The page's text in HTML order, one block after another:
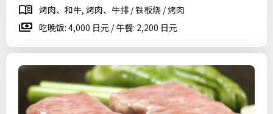
烤肉、和牛, 烤肉、牛排 / 铁板烧 / 烤肉
吃晚饭: 4,000 日元 / 午餐: 2,200 日元